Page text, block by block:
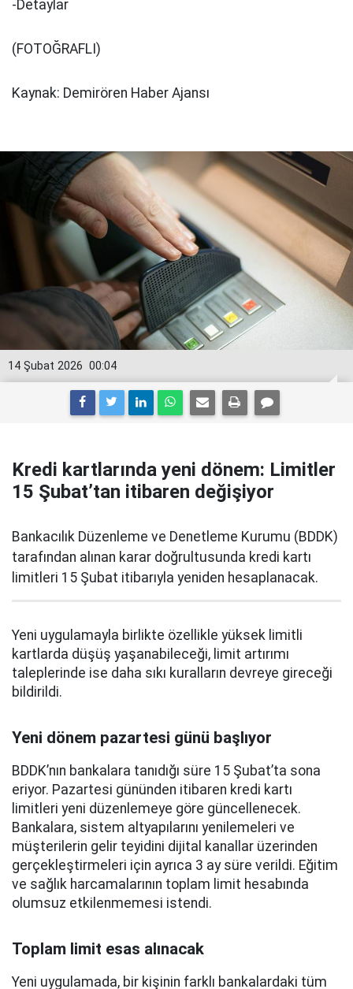
-Detaylar
(FOTOĞRAFLI)
Kaynak: Demirören Haber Ajansı
00:04
14 Şubat 2026
Kredi kartlarında yeni dönem: Limitler
15 Şubat’tan itibaren değişiyor
Bankacılık Düzenleme ve Denetleme Kurumu (BDDK)
tarafından alınan karar doğrultusunda kredi kartı
limitleri 15 Şubat itibarıyla yeniden hesaplanacak.
Yeni uygulamayla birlikte özellikle yüksek limitli
kartlarda düşüş yaşanabileceği, limit artırımı
taleplerinde ise daha sıkı kuralların devreye gireceği
bildirildi.
Yeni dönem pazartesi günü başlıyor
BDDK’nın bankalara tanıdığı süre 15 Şubat’ta sona
eriyor. Pazartesi gününden itibaren kredi kartı
limitleri yeni düzenlemeye göre güncellenecek.
Bankalara, sistem altyapılarını yenilemeleri ve
müşterilerin gelir teyidini dijital kanallar üzerinden
gerçekleştirmeleri için ayrıca 3 ay süre verildi. Eğitim
ve sağlık harcamalarının toplam limit hesabında
olumsuz etkilenmemesi istendi.
Toplam limit esas alınacak
Yeni uygulamada, bir kişinin farklı bankalardaki tüm